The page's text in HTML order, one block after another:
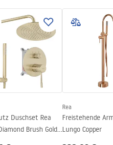
100
5 jahre
Duschset Rea
Brush Gold
Rea
Freistehende
Lungo Copper